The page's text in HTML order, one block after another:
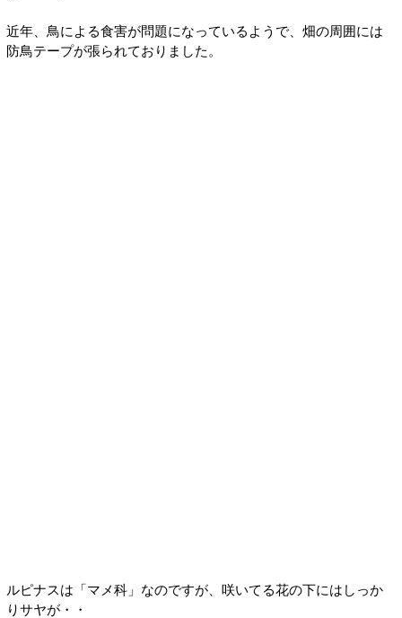
近年、鳥による食害が問題になっているようで、畑の周囲には
防鳥テープが張られておりました。
ルピナスは「マメ科」なのですが、咲いてる花の下にはしっか
りサヤが・・